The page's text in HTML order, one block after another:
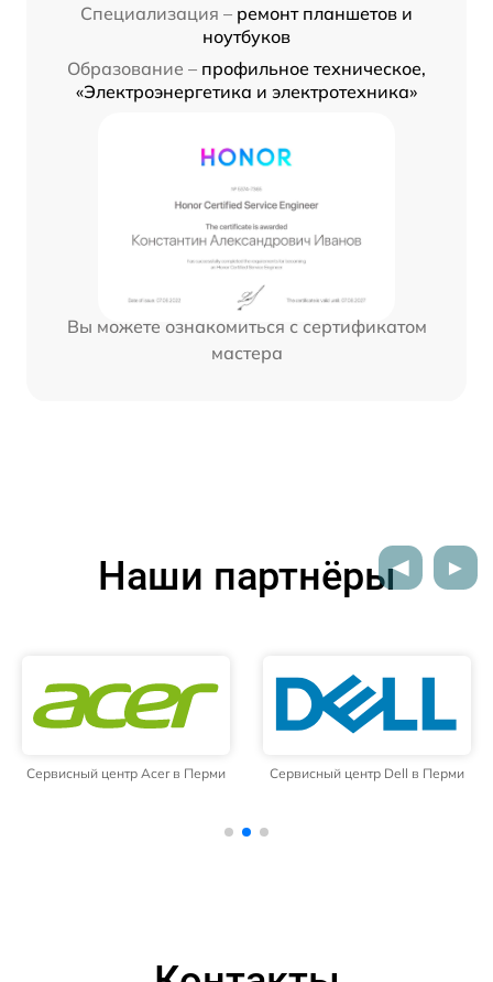
Специализация – ремонт планшетов и
ноутбуков
Образование – профильное техническое,
«Электроэнергетика и электротехника»
Вы можете ознакомиться с сертификатом
мастера
Наши партнёры
Сервисный центр Acer в Перми Сервисный центр Dell в Перми